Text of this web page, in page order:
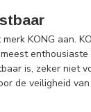
KONG aan.
is, zeker niet
de veiligheid